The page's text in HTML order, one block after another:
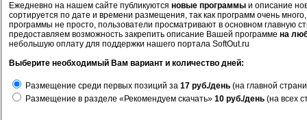
Ежедневно на нашем сайте публикуются новые программы и описание
сортируется по дате и времени размещения, так как программ очень
программы не просто, пользователи просматривают в основном главную
предоставляем возможность закрепить описание Вашей программе на
небольшую оплату для поддержки нашего портала SoftOut.ru
Выберите необходимый Вам вариант и количество дней:
Размещение среди первых позиций за 17 руб./день (на главной
Размещение в разделе «Рекомендуем скачать» 10 руб./день (на всех